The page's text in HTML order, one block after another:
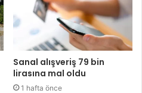
Sanal alışveriş 79 bin
lirasına mal oldu
1 hafta önce